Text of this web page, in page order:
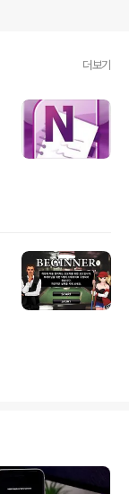
더보기